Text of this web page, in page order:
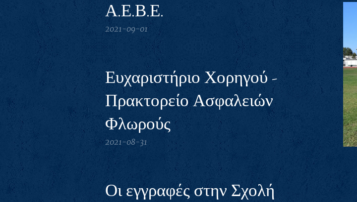
Α.Ε.Β.Ε.
2021-09-01
Ευχαριστήριο Χορηγού -
Πρακτορείο Ασφαλειών
Φλωρούς
2021-08-31
Οι εγγραφές στην Σχολή